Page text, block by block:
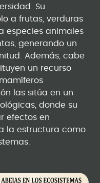
Su
a frutas, verduras
especies animales
generando un
Además, cabe
un recurso
las sitúa en un
donde su
efectos en
la estructura como